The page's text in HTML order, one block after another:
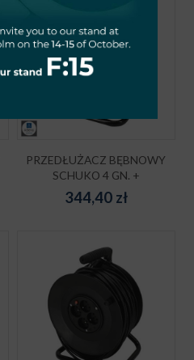
PRZEDŁUŻACZ BĘBNOWY
SCHUKO 4 GN. +
344,40zł